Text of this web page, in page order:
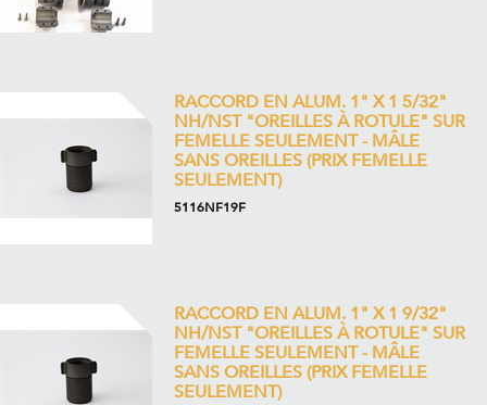
RACCORD EN ALUM. 1" X 1 5/32"
NH/NST "OREILLES À ROTULE" SUR
FEMELLE SEULEMENT - MÂLE
SANS OREILLES (PRIX FEMELLE
SEULEMENT)
5116NF19F
RACCORD EN ALUM. 1" X 1 9/32"
NH/NST "OREILLES À ROTULE" SUR
FEMELLE SEULEMENT - MÂLE
SANS OREILLES (PRIX FEMELLE
SEULEMENT)